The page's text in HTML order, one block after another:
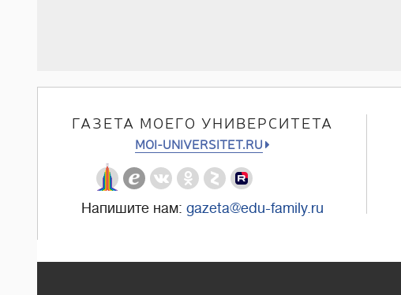
ГАЗЕТА МОЕГО УНИВЕРСИТЕТА
MOI-UNIVERSITET.RU
Напишите нам: gazeta@edu-family.ru